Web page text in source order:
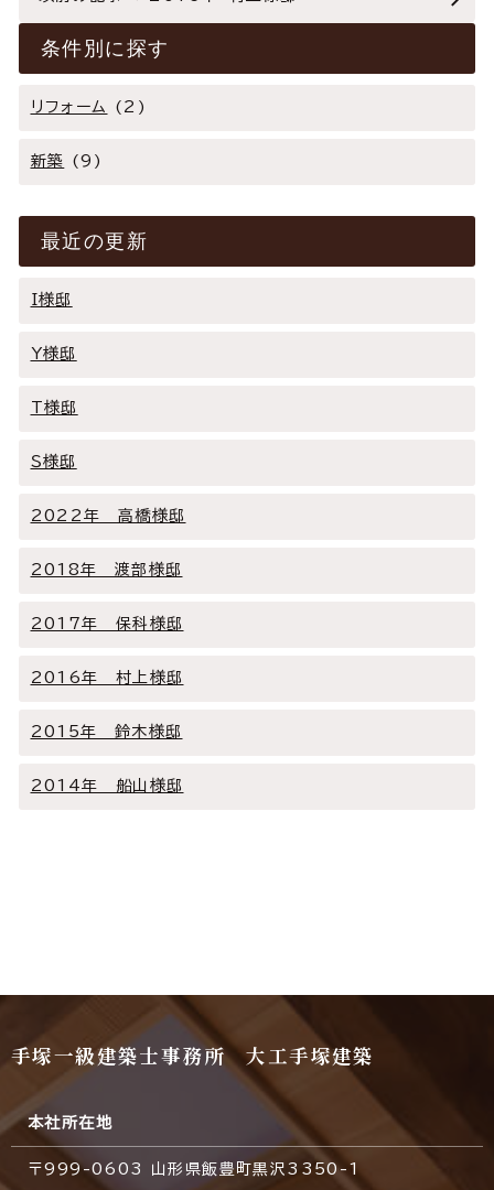
条件別に探す
リフォーム (2)
新築 (9)
最近の更新
I様邸
Y様邸
T様邸
Ｓ様邸
2022年 高橋様邸
2018年 渡部様邸
2017年 保科様邸
2016年 村上様邸
2015年 鈴木様邸
2014年 船山様邸
手塚一級建築士事務所 大工手塚建築
本社所在地
〒999-0603 山形県飯豊町黒沢3350-1